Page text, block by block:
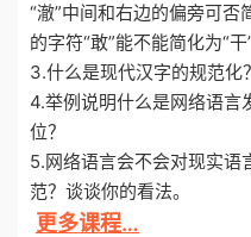
“澈”中间和右边的偏旁可否
的字符“敢”能不能简化为“干
3.什么是现代汉字的规范化
4.举例说明什么是网络语言
位？
5.网络语言会不会对现实语
范？谈谈你的看法。
更多课程…